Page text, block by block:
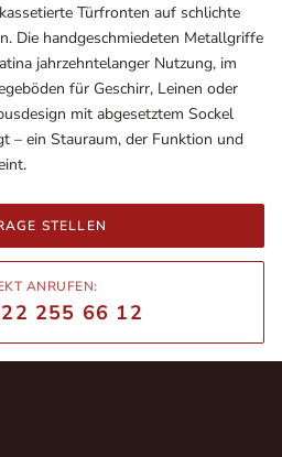
Türfronten auf schlichte
Die handgeschmiedeten Metallgriffe
jahrzehntelanger Nutzung, im
für Geschirr, Leinen oder
mit abgesetztem Sockel
– ein Stauraum, der Funktion und
STELLEN
ANRUFEN:
255 66 12